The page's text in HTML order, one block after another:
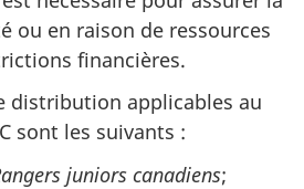
ou en raison de ressources
financières.
distribution applicables au
sont les suivants :
juniors canadiens;